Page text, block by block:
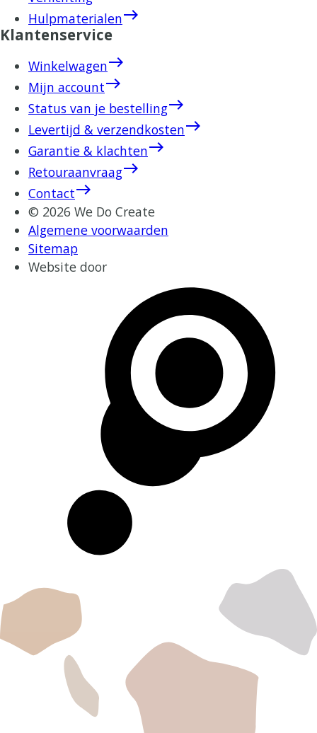
Hulpmaterialeneast
Klantenservice
Winkelwageneast
Mijn accounteast
Status van je bestellingeast
Levertijd & verzendkosteneast
Garantie & klachteneast
Retouraanvraageast
Contacteast
© 2026 We Do Create
Algemene voorwaarden
Sitemap
Website door